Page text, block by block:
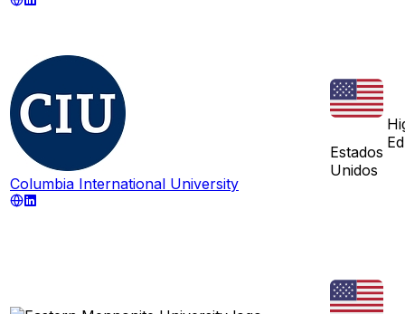
Columbia International University
Estados
Unidos